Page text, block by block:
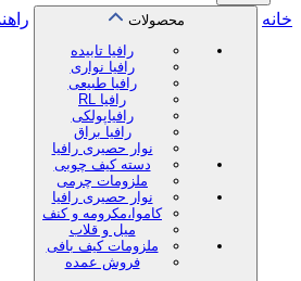
خانه
محصولات
رافیا تابیده
رافیا نواری
رافیا طبیعی
رافیا RL
رافیاپولکی
رافیا براق
نوار حصیری رافیا
دسته کیف چوبی
ملزومات چرمی
نوار حصیری رافیا
کاموا،مکرومه و کنف
میل و قلاب
ملزومات کیف بافی
فروش عمده